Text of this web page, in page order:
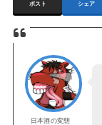
ポスト シェア
日本酒の変態